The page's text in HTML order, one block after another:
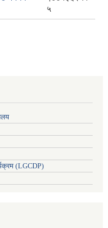
५
(LGCDP)